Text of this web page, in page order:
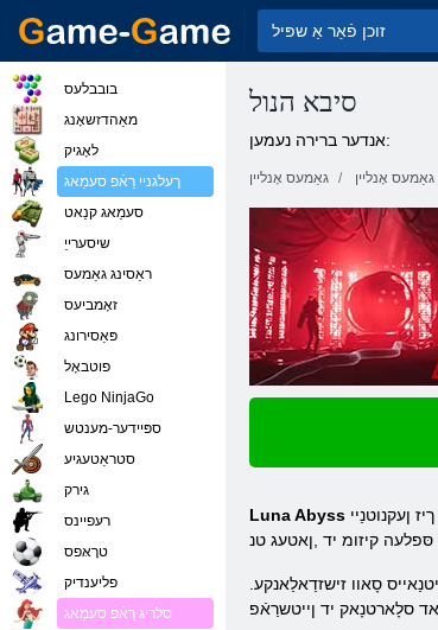
סיבא הנול
אנדער ברירה נעמען:
גאַמעס אָנליין אָנליין
ןעקנוטנַיי
סּפלעה קיזומ יד ,ןאטעג טנ
סלָארטנָאק יד ןייטשרַאֿפ
בובבלעס
מאַהדזשאָנג
לאָגיק
ךעלגניי רַאֿפ סעמַאג
סעמַאג קנַאט
שיסערייַ
ראַסינג גאַמעס
זאָמביעס
פּאַסירונג
פוטבאָל
Lego NinjaGo
ספּיידער-מענטש
סטראַטעגיע
גירק
רעּפיינס
טרָאּפס
פליענדיק
סלריג רַאֿפ סעמַאג